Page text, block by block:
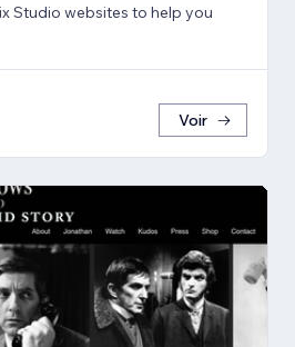
Studio websites to help you
Voir